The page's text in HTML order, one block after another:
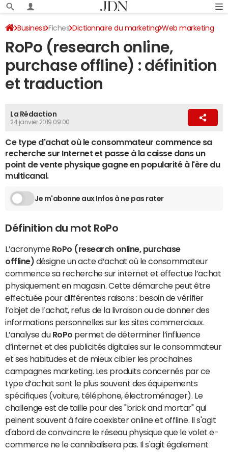
Business Fiches Dictionnaire du marketing Web marketing
RoPo (research online,
purchase offline) : définition
et traduction
La Rédaction
24 janvier 2019 09:00
Ce type d'achat où le consommateur commence sa
recherche sur Internet et passe à la caisse dans un
point de vente physique gagne en popularité à l'ère du
multicanal.
Je m'abonne aux Infos à ne pas rater
Définition du mot RoPo
L’acronyme RoPo (research online, purchase
offline) désigne un acte d’achat où le consommateur
commence sa recherche sur internet et effectue l’achat
physiquement en magasin. Cette démarche peut être
effectuée pour différentes raisons : besoin de vérifier
l’objet de l’achat, refus de la livraison ou de donner des
informations personnelles sur les sites commerciaux.
L’analyse du RoPo permet de déterminer l’influence
d’internet et des publicités digitales sur le consommateur
et ses habitudes et de mieux cibler les prochaines
campagnes marketing. Les produits concernés par ce
type d’achat sont le plus souvent des équipements
spécifiques (voiture, téléphone, électroménager). Le
challenge est de taille pour des "brick and mortar" qui
peinent souvent à faire coexister online et offline. Il s'agit
d'abord de convaincre le réseau physique que le volet e-
commerce ne le cannibalisera pas. Il s'agit également